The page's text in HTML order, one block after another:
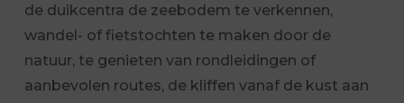
de duikcentra de zeebodem te verkennen,
wandel- of fietstochten te maken door de
natuur, te genieten van rondleidingen of
aanbevolen routes, de kliffen vanaf de kust aan